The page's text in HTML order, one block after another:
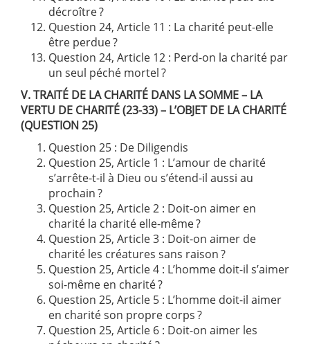
décroître ?
Question 24, Article 11 : La charité peut-elle
être perdue ?
Question 24, Article 12 : Perd-on la charité par
un seul péché mortel ?
V. TRAITÉ DE LA CHARITÉ DANS LA SOMME – LA
VERTU DE CHARITÉ (23-33) – L’OBJET DE LA CHARITÉ
(QUESTION 25)
Question 25 : De Diligendis
Question 25, Article 1 : L’amour de charité
s’arrête-t-il à Dieu ou s’étend-il aussi au
prochain ?
Question 25, Article 2 : Doit-on aimer en
charité la charité elle-même ?
Question 25, Article 3 : Doit-on aimer de
charité les créatures sans raison ?
Question 25, Article 4 : L’homme doit-il s’aimer
soi-même en charité ?
Question 25, Article 5 : L’homme doit-il aimer
en charité son propre corps ?
Question 25, Article 6 : Doit-on aimer les